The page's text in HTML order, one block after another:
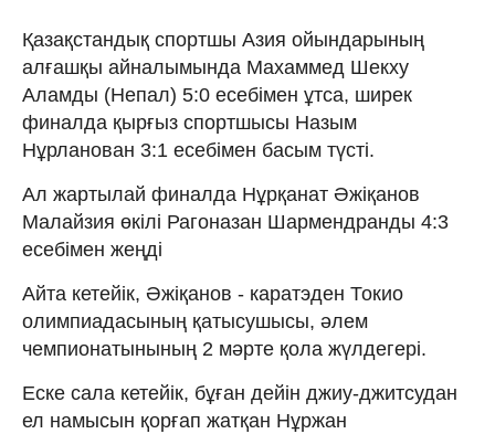
Қазақстандық спортшы Азия ойындарының
алғашқы айналымында Махаммед Шекху
Аламды (Непал) 5:0 есебімен ұтса, ширек
финалда қырғыз спортшысы Назым
Нұрланован 3:1 есебімен басым түсті.
Ал жартылай финалда Нұрқанат Әжіқанов
Малайзия өкілі Рагоназан Шармендранды 4:3
есебімен жеңді
Айта кетейік, Әжіқанов - каратэден Токио
олимпиадасының қатысушысы, әлем
чемпионатынының 2 мәрте қола жүлдегері.
Еске сала кетейік, бұған дейін джиу-джитсудан
ел намысын қорғап жатқан Нұржан